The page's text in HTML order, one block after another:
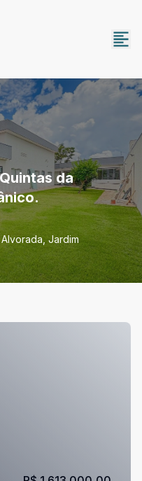
da
Jardim